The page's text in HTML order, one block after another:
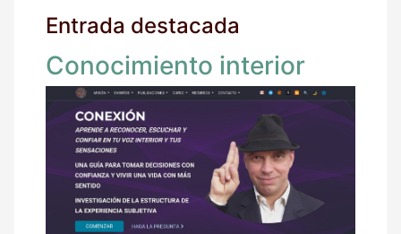
Entrada destacada
Conocimiento interior